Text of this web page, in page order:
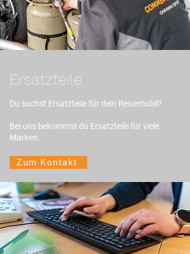
Ersatzteile
Du suchst Ersatzteile für dein Reisemobil?
Bei uns bekommst du Ersatzteile für viele
Marken.
Zum Kontakt